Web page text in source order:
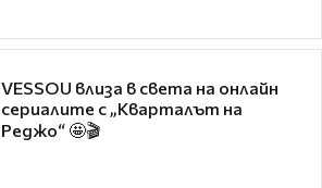
VESSOU влиза в света на онлайн
сериалите с „Кварталът на
Реджо“ 🤩🎬